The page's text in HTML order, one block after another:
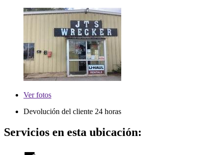
Verfotos
Devolución del cliente 24 horas
Servicios en esta ubicación: